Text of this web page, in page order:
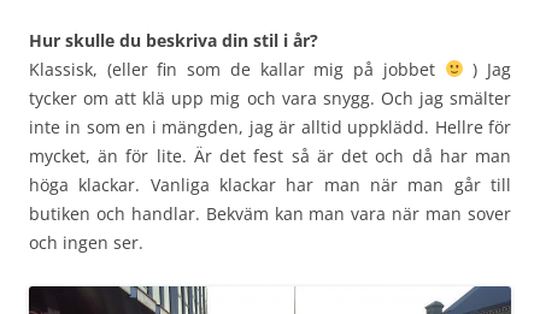
Hur skulle du beskriva din stil i år?
Klassisk, (eller fin som de kallar mig på jobbet
) Jag
tycker om att klä upp mig och vara snygg. Och jag smälter
inte in som en i mängden, jag är alltid uppklädd. Hellre för
mycket, än för lite. Är det fest så är det och då har man
höga klackar. Vanliga klackar har man när man går till
butiken och handlar. Bekväm kan man vara när man sover
och ingen ser.